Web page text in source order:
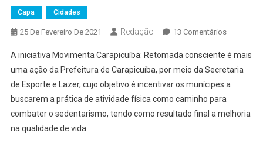
Capa Cidades
25 De Fevereiro De 2021 Redação 13 ComentáriosEm
Abre
Inscrições
Para
O
Retorno
A iniciativa Movimenta Carapicuíba: Retomada consciente é mais
uma ação da Prefeitura de Carapicuíba, por meio da Secretaria
de Esporte e Lazer, cujo objetivo é incentivar os munícipes a
buscarem a prática de atividade física como caminho para
combater o sedentarismo, tendo como resultado final a melhoria
na qualidade de vida.